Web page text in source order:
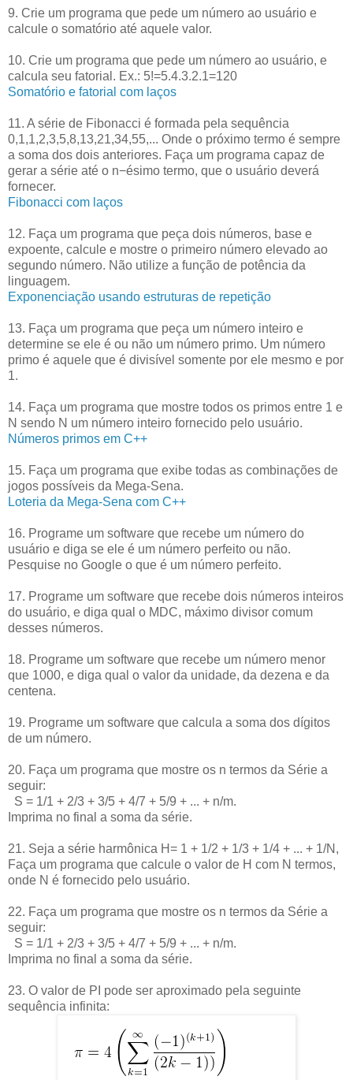
9. Crie um programa que pede um número ao usuário e
calcule o somatório até aquele valor.
10. Crie um programa que pede um número ao usuário, e
calcula seu fatorial. Ex.: 5!=5.4.3.2.1=120
Somatório e fatorial com laços
11. A série de Fibonacci é formada pela sequência
0,1,1,2,3,5,8,13,21,34,55,... Onde o próximo termo é sempre
a soma dos dois anteriores. Faça um programa capaz de
gerar a série até o n−ésimo termo, que o usuário deverá
fornecer.
Fibonacci com laços
12. Faça um programa que peça dois números, base e
expoente, calcule e mostre o primeiro número elevado ao
segundo número. Não utilize a função de potência da
linguagem.
Exponenciação usando estruturas de repetição
13. Faça um programa que peça um número inteiro e
determine se ele é ou não um número primo. Um número
primo é aquele que é divisível somente por ele mesmo e por
1.
14. Faça um programa que mostre todos os primos entre 1 e
N sendo N um número inteiro fornecido pelo usuário.
Números primos em C++
15. Faça um programa que exibe todas as combinações de
jogos possíveis da Mega-Sena.
Loteria da Mega-Sena com C++
16. Programe um software que recebe um número do
usuário e diga se ele é um número perfeito ou não.
Pesquise no Google o que é um número perfeito.
17. Programe um software que recebe dois números inteiros
do usuário, e diga qual o MDC, máximo divisor comum
desses números.
18. Programe um software que recebe um número menor
que 1000, e diga qual o valor da unidade, da dezena e da
centena.
19. Programe um software que calcula a soma dos dígitos
de um número.
20. Faça um programa que mostre os n termos da Série a
seguir:
S = 1/1 + 2/3 + 3/5 + 4/7 + 5/9 + ... + n/m.
Imprima no final a soma da série.
21. Seja a série harmônica H= 1 + 1/2 + 1/3 + 1/4 + ... + 1/N,
Faça um programa que calcule o valor de H com N termos,
onde N é fornecido pelo usuário.
22. Faça um programa que mostre os n termos da Série a
seguir:
S = 1/1 + 2/3 + 3/5 + 4/7 + 5/9 + ... + n/m.
Imprima no final a soma da série.
23. O valor de PI pode ser aproximado pela seguinte
sequência infinita: